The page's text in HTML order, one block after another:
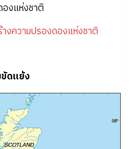
งแห่งชาติ
งความปรองดองแห่งชาติ
ดแย้ง